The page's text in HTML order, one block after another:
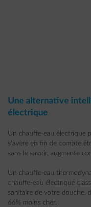
Une alternative
électrique
Un chauffe-eau électrique
s'avère en fin de compte
sans le savoir, augmente
Un chauffe-eau
chauffe-eau électrique
sanitaire de votre douche,
66% moins cher.